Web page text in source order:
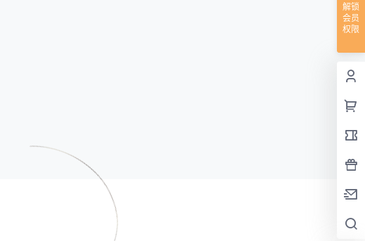
解锁
会员
权限